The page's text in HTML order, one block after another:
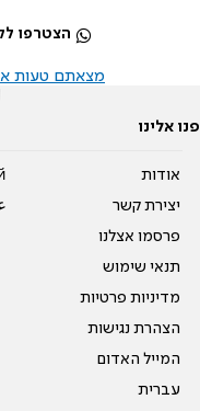
הצטרפו
מצאתם טעות או
פנו אלינו
אודות
יצירת קשר
פרסמו אצלנו
תנאי שימוש
מדיניות פרטיות
הצהרת נגישות
המייל האדום
עברית